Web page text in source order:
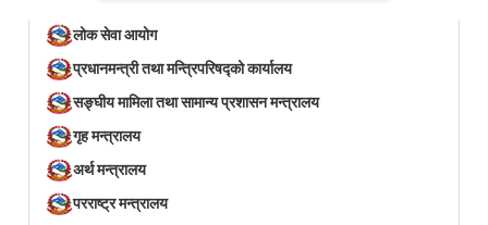
लोक सेवा आयोग
प्रधानमन्त्री तथा मन्त्रिपरिषद्को कार्यालय
सङ्घीय मामिला तथा सामान्य प्रशासन मन्त्रालय
गृह मन्त्रालय
अर्थ मन्त्रालय
परराष्ट्र मन्त्रालय